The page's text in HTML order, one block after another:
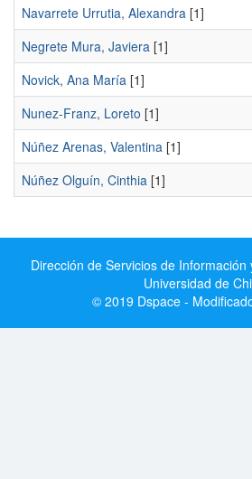
Navarrete Urrutia, Alexandra [1]
Negrete Mura, Javiera [1]
Novick, Ana María [1]
Nunez-Franz, Loreto [1]
Núñez Arenas, Valentina [1]
Núñez Olguín, Cinthia [1]
Dirección de Servicios de Información
Universidad de
© 2019 Dspace -